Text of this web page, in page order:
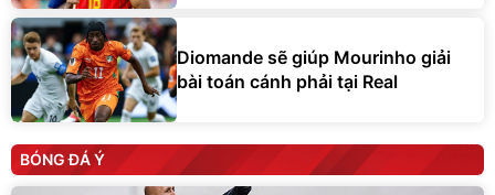
Diomande sẽ giúp Mourinho giải
bài toán cánh phải tại Real
BÓNG ĐÁ Ý